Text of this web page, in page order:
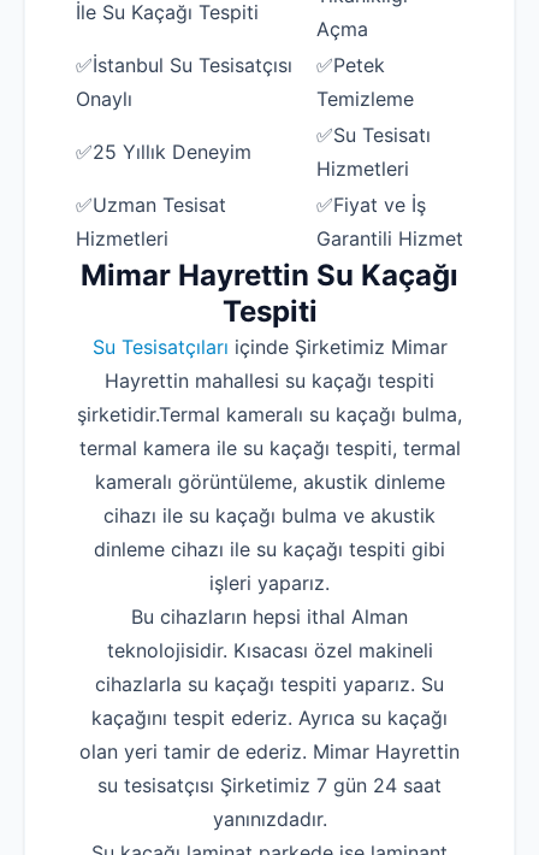
İle Su Kaçağı Tespiti
Açma
✅İstanbul Su Tesisatçısı
Onaylı
✅Petek
Temizleme
✅25 Yıllık Deneyim
✅Su Tesisatı
Hizmetleri
✅Uzman Tesisat
Hizmetleri
✅Fiyat ve İş
Garantili Hizmet
Mimar Hayrettin Su Kaçağı
Tespiti
Su Tesisatçıları içinde Şirketimiz Mimar
Hayrettin mahallesi su kaçağı tespiti
şirketidir.Termal kameralı su kaçağı bulma,
termal kamera ile su kaçağı tespiti, termal
kameralı görüntüleme, akustik dinleme
cihazı ile su kaçağı bulma ve akustik
dinleme cihazı ile su kaçağı tespiti gibi
işleri yaparız.
Bu cihazların hepsi ithal Alman
teknolojisidir. Kısacası özel makineli
cihazlarla su kaçağı tespiti yaparız. Su
kaçağını tespit ederiz. Ayrıca su kaçağı
olan yeri tamir de ederiz. Mimar Hayrettin
su tesisatçısı Şirketimiz 7 gün 24 saat
yanınızdadır.